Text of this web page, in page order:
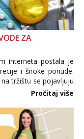
ZA
interneta postala je
i široke ponude.
tržištu se pojavljuju
internetske
Pročitaj više